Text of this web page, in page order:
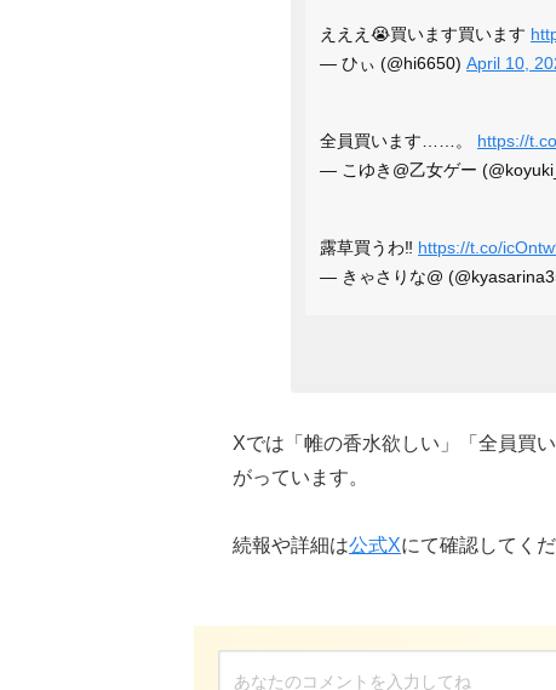
えええ😭買います買います
— ひぃ (@hi6650) April 10,
全員買います……。 https://
— こゆき@乙女ゲー
露草買うわ‼️ https://t.co/
— きゃさりな@
Xでは「帷の香水欲しい」「全員買
がっています。
続報や詳細は公式Xにて確認してくだ